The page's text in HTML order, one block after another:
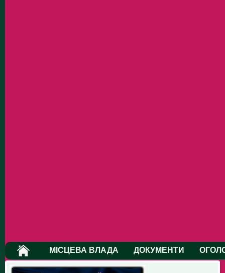
МІСЦЕВА ВЛАДА ДОКУМЕНТИ